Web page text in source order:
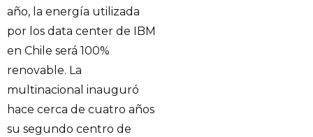
año, la energía utilizada
por los data center de IBM
en Chile será 100%
renovable. La
multinacional inauguró
hace cerca de cuatro años
su segundo centro de